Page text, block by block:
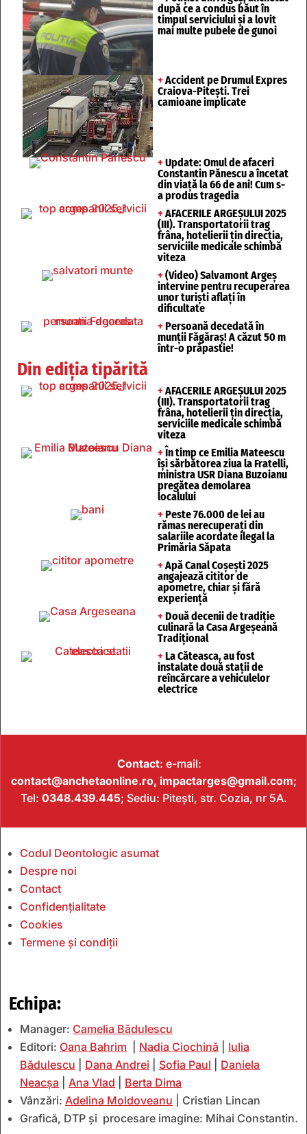
după ce a condus băut în
timpul serviciului și a lovit
mai multe pubele de gunoi
+ Accident pe Drumul Expres
Craiova-Pitești. Trei
camioane implicate
+ Update: Omul de afaceri
Constantin Pănescu a încetat
din viață la 66 de ani! Cum s-
a produs tragedia
+ AFACERILE ARGEȘULUI 2025
(III). Transportatorii trag
frâna, hotelierii țin direcția,
serviciile medicale schimbă
viteza
+ (Video) Salvamont Argeș
intervine pentru recuperarea
unor turişti aflaţi în
dificultate
+ Persoană decedată în
munții Făgăraș! A căzut 50 m
într-o prăpastie!
Din ediția tipărită
+ AFACERILE ARGEȘULUI 2025
(III). Transportatorii trag
frâna, hotelierii țin direcția,
serviciile medicale schimbă
viteza
+ În timp ce Emilia Mateescu
își sărbătorea ziua la Fratelli,
ministra USR Diana Buzoianu
pregătea demolarea
localului
+ Peste 76.000 de lei au
rămas nerecuperați din
salariile acordate ilegal la
Primăria Săpata
+ Apă Canal Coșești 2025
angajează cititor de
apometre, chiar și fără
experiență
+ Două decenii de tradiție
culinară la Casa Argeșeană
Tradițional
+ La Căteasca, au fost
instalate două stații de
reîncărcare a vehiculelor
electrice
Contact: e-mail:
contact@anchetaonline.ro, impactarges@gmail.com;
Tel: 0348.439.445; Sediu: Pitești, str. Cozia, nr 5A.
Codul Deontologic asumat
Despre noi
Contact
Confidențialitate
Cookies
Termene și condiții
Echipa:
Manager: Camelia Bădulescu
Editori: Oana Bahrim Nadia Ciochină
Iulia
Bădulescu
Dana Andrei Sofia Paul
Daniela
Neacșa
Ana Vlad
Berta Dima
Vânzări: Adelina Moldoveanu | Cristian Lincan
Grafică, DTP și procesare imagine: Mihai Constantin.